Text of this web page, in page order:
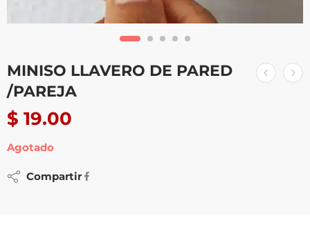
MINISO LLAVERO DE PARED
/PAREJA
$ 19.00
Agotado
Compartir